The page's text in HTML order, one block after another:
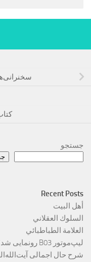
جستجو
Recent Posts
أهل البيت
السلوك العقلاني
العلامة الطباطبائي
لیپ‌موتور B03 رونمایی شد؛
شرح حال اجمالی